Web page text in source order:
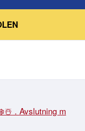
. Avslutning m